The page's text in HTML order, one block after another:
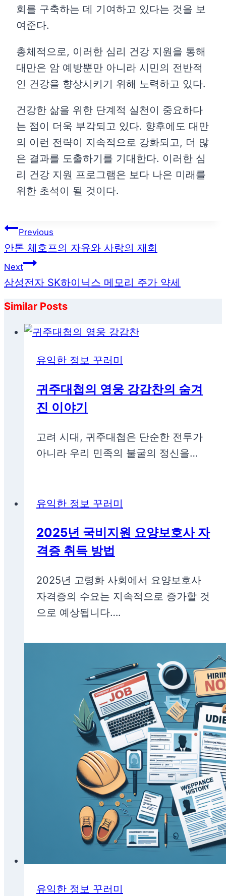
회를 구축하는 데 기여하고 있다는 것을 보
여준다.
총체적으로, 이러한 심리 건강 지원을 통해
대만은 암 예방뿐만 아니라 시민의 전반적
인 건강을 향상시키기 위해 노력하고 있다.
건강한 삶을 위한 단계적 실천이 중요하다
는 점이 더욱 부각되고 있다. 향후에도 대만
의 이런 전략이 지속적으로 강화되고, 더 많
은 결과를 도출하기를 기대한다. 이러한 심
리 건강 지원 프로그램은 보다 나은 미래를
위한 초석이 될 것이다.
글
탐
Previous
안톤 체호프의 자유와 사랑의 재회
Next
삼성전자 SK하이닉스 메모리 주가 약세
Similar Posts
유익한 정보 꾸러미
귀주대첩의 영웅 강감찬의 숨겨
진 이야기
고려 시대, 귀주대첩은 단순한 전투가
아니라 우리 민족의 불굴의 정신을…
유익한 정보 꾸러미
2025년 국비지원 요양보호사 자
격증 취득 방법
2025년 고령화 사회에서 요양보호사
자격증의 수요는 지속적으로 증가할 것
으로 예상됩니다….
유익한 정보 꾸러미